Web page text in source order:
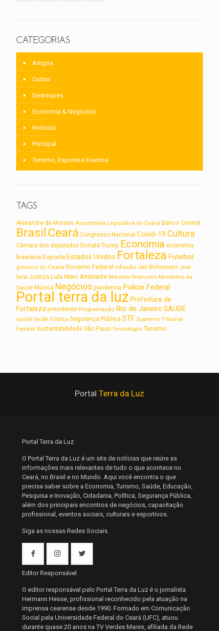
CATEGORIAS
Artigos
Curtas
Destaques
Economia & Negócios
Notícias
Principal
Turismo, Esporte e Eventos
TAGS
Alexandre de Moraes Assembleia Legislativa do Ceará Banco Central
BrasilCeará Congresso Nacional Covid-19 Cultura
Câmara dos deputados Donald Trump Economia economia
brasileira Esporte Estados Unidos Fortaleza Futebol
governo do Ceará Governo Federal inflação Jair Bolsonaro José
Sarto Justiça Lula Meio Ambiente Mercado financeiro Ministério da
Saúde Música Negócios pandemia Polícia Federal
Portal terra da luzPrefeitura de
Fortaleza presidente Programação Rio de Janeiro SAUDE
saúde Saúde Pública Segurança Pública STF Supremo Tribunal
Federal sustentabilidade São Paulo Tecnologia Turismo
Portal Terra da Luz
Portal Terra da Luz
O Portal Terra da Luz é um site de notícias que reúne as
informações mais relevantes de tudo o que acontece no
Ceará, no Brasil e no Mundo. Aqui você encontra o que
precisa saber sobre a Economia, Turismo, Saúde, Educação,
Pesquisa e Inovação, Cidadania, Política, Segurança Pública,
além dos principais encontros de negócios, capacitação
profissional, eventos sociais, culturais e esportivos.
Siga as nossas Redes Sociais.
Editor Responsável
O editor responsável pelo Portal Terra da Luz é o jornalista
Hermann Hesse, profissional reconhecido pela atuação na
imprensa cearense desde 1990. Formado em Comunicação
Social pela Universidade Federal do Ceará (UFC), atuou
durante quase 20 anos na TV Verdes Mares, afiliada da Rede